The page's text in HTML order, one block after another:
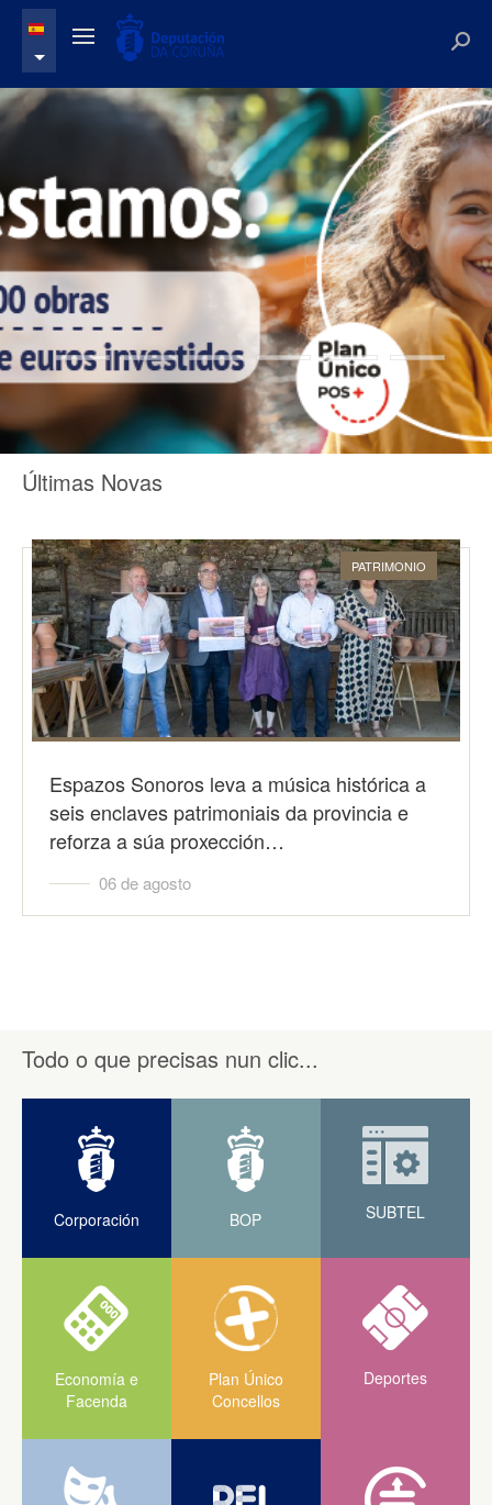
Últimas Novas
PATRIMONIO
Espazos Sonoros leva a música histórica a
seis enclaves patrimoniais da provincia e
reforza a súa proxección…
06 de agosto
Todo o que precisas nun clic...
Corporación BOP SUBTEL
Economía e
Facenda
Plan Único
Concellos
Deportes